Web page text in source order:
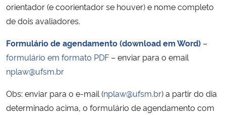
orientador (e coorientador se houver) e nome completo
de dois avaliadores.
Formulário de agendamento(download em Word) –
formulário em formato PDF – enviar para o email
nplaw@ufsm.br
Obs: enviar para o e-mail (nplaw@ufsm.br) a partir do dia
determinado acima, o formulário de agendamento com